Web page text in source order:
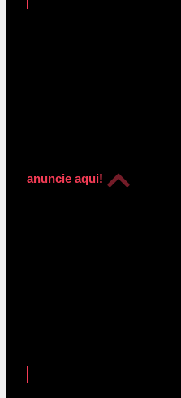
anuncie aqui!